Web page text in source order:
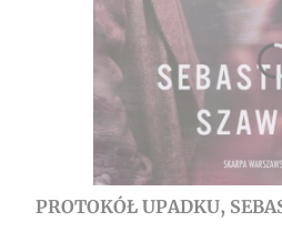
PROTOKÓŁ UPADKU,